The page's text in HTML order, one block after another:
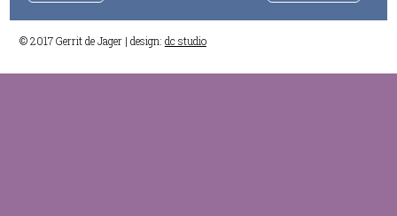
© 2017 Gerrit de Jager | design: dc studio